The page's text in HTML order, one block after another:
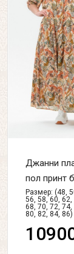
Джанни
пол принт
Размер: (48,
56, 58, 60, 62,
68, 70, 72, 74,
80, 82, 84, 86)